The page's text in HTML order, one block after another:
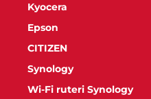
Kyocera
Epson
CITIZEN
Synology
Wi-Fi ruteri Synology